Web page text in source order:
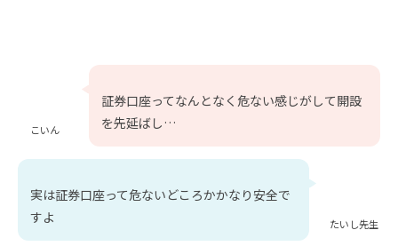
こいん
証券口座ってなんとなく危ない感じがして開設
を先延ばし…
たいし先生
実は証券口座って危ないどころかかなり安全で
すよ